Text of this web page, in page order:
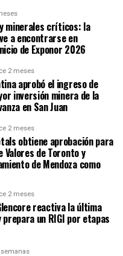
minerales críticos: la
a encontrarse en
de Exponor 2026
2 meses
aprobó el ingreso de
inversión minera de la
en San Juan
2 meses
obtiene aprobación para
Valores de Toronto y
de Mendoza como
2 meses
reactiva la última
un RIGI por etapas
semanas